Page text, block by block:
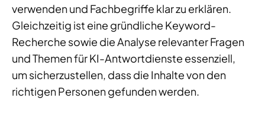
verwenden und Fachbegriffe klar zu erklären.
Gleichzeitig ist eine gründliche Keyword-
Recherche sowie die Analyse relevanter Fragen
und Themen für KI-Antwortdienste essenziell,
um sicherzustellen, dass die Inhalte von den
richtigen Personen gefunden werden.